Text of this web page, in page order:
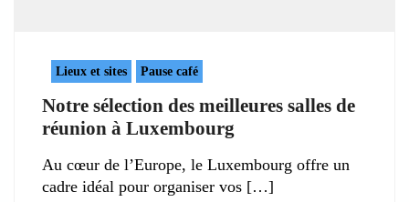
Lieux et sites Pause café
Notre sélection des meilleures salles de
réunion à Luxembourg
Au cœur de l’Europe, le Luxembourg offre un
cadre idéal pour organiser vos